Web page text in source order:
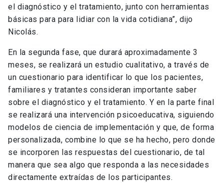
el diagnóstico y el tratamiento, junto con herramientas
básicas para para lidiar con la vida cotidiana”, dijo
Nicolás.
En la segunda fase, que durará aproximadamente 3
meses, se realizará un estudio cualitativo, a través de
un cuestionario para identificar lo que los pacientes,
familiares y tratantes consideran importante saber
sobre el diagnóstico y el tratamiento. Y en la parte final
se realizará una intervención psicoeducativa, siguiendo
modelos de ciencia de implementación y que, de forma
personalizada, combine lo que se ha hecho, pero donde
se incorporen las respuestas del cuestionario, de tal
manera que sea algo que responda a las necesidades
directamente extraídas de los participantes.